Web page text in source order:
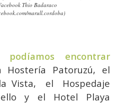
Thio Badaraco
marull.cordoba)
podíamos encontrar
Hostería Patoruzú, el
Vista, el Hospedaje
y el Hotel Playa